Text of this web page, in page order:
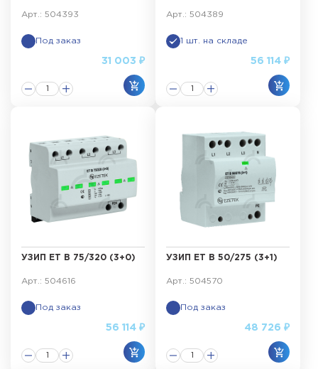
Арт.: 504393
Под заказ
31 003 ₽
Арт.: 504389
1 шт. на складе
56 114 ₽
УЗИП ET B 75/320 (3+0)
Арт.: 504616
Под заказ
56 114 ₽
УЗИП ET B 50/275 (3+1)
Арт.: 504570
Под заказ
48 726 ₽